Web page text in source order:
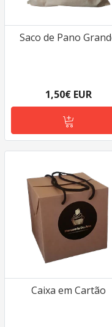
Saco de Pano
1,50€ EUR
Caixa em Cartão